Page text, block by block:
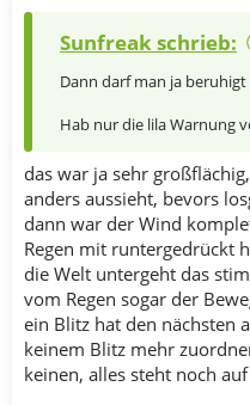
Sunfreak schrieb:
Dann darf man ja beruhigt
Hab nur die lila Warnung
das war ja sehr
anders aussieht, bevors
dann war der Wind
Regen mit runtergedrückt
die Welt untergeht das
vom Regen sogar der
ein Blitz hat den nächsten
keinem Blitz mehr
keinen, alles steht noch